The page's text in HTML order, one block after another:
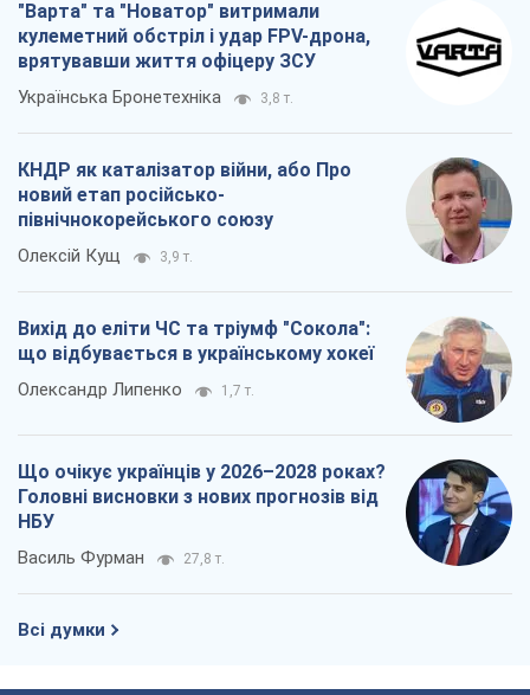
"Варта" та "Новатор" витримали
кулеметний обстріл і удар FPV-дрона,
врятувавши життя офіцеру ЗСУ
Українська Бронетехніка 3,8 т.
КНДР як каталізатор війни, або Про
новий етап російсько-
північнокорейського союзу
Олексій Кущ 3,9 т.
Вихід до еліти ЧС та тріумф "Сокола":
що відбувається в українському хокеї
Олександр Липенко 1,7 т.
Що очікує українців у 2026–2028 роках?
Головні висновки з нових прогнозів від
НБУ
Василь Фурман 27,8 т.
Всі думки